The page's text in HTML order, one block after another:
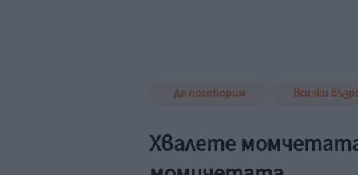
Да поговорим Всички
Хвалете